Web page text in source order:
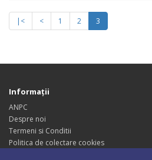
|< < 1 2
3
Informaţii
ANPC
Despre noi
Termeni si Conditii
Politica de colectare cookies